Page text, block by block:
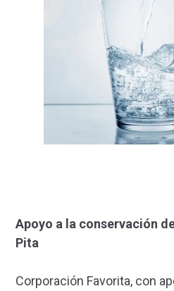
Apoyo a la conservación
Pita
Corporación Favorita, con